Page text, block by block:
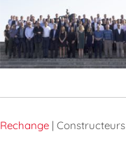
Rechange | Constructeurs